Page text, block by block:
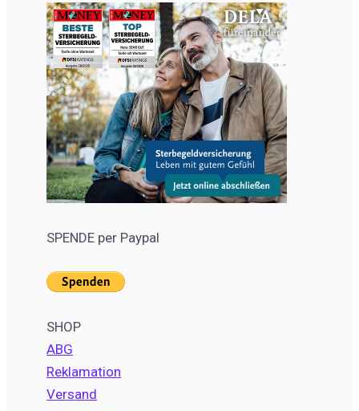
SPENDE per Paypal
SHOP
ABG
Reklamation
Versand